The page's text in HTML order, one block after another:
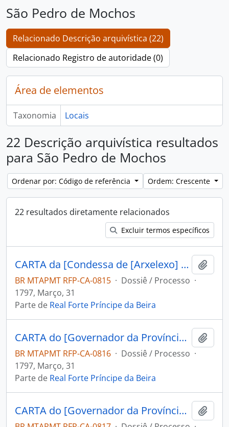
São Pedro de Mochos
Relacionado Descrição arquivística (22)
Relacionado Registro de autoridade (0)
Área de elementos
Taxonomia Locais
22 Descrição arquivística resultados
para São Pedro de Mochos
Ordenar por: Código de referência Ordem: Crescente
22 resultados diretamente relacionados
Excluir termos específicos
CARTA da [Condessa de [Arxelexo] D. Maria Rosa ao Capitão Engenheiro e Comandante do Forte Príncipe da Beira José Pinheiro de Lacerda.
BR MTAPMT RFP-CA-0815 · Dossiê / Processo ·
1797, Março, 31
Parte de Real Forte Príncipe da Beira
CARTA do [Governador da Província de Mochos] Miguel [Zamora Freviño Nassare Manrique de Lara] ao Comandante do Forte Príncipe da Beira José Pinheiro de Lacerda.
BR MTAPMT RFP-CA-0816 · Dossiê / Processo ·
1797, Março, 31
Parte de Real Forte Príncipe da Beira
CARTA do [Governador da Província de Mochos] Miguel [Zamora Freviño Nassare Manrique de Lara] ao Capitão Engenheiro e Comandante do Forte Príncipe da Beira José Pinheiro de Lacerda.